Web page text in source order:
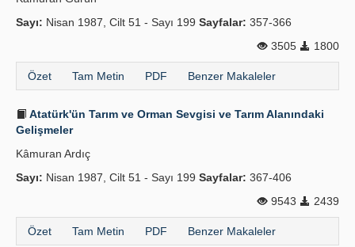
Sayı: Nisan 1987, Cilt 51 - Sayı 199 Sayfalar: 357-366
3505
1800
Özet Tam Metin PDF Benzer Makaleler
Atatürk'ün Tarım ve Orman Sevgisi ve Tarım Alanındaki
Gelişmeler
Kâmuran Ardıç
Sayı: Nisan 1987, Cilt 51 - Sayı 199 Sayfalar: 367-406
9543
2439
Özet Tam Metin PDF Benzer Makaleler